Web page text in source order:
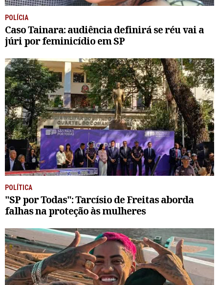
POLÍCIA
Caso Tainara: audiência definirá se réu vai a
júri por feminicídio em SP
POLÍTICA
"SP por Todas": Tarcísio de Freitas aborda
falhas na proteção às mulheres